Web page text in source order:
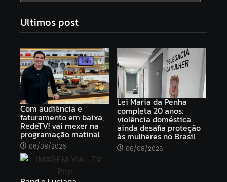
Ultimos post
Com audiência e
faturamento em baixa,
RedeTV! vai mexer na
programação matinal
06/08/2026
Lei Maria da Penha
completa 20 anos:
violência doméstica
ainda desafia proteção
às mulheres no Brasil
06/08/2026